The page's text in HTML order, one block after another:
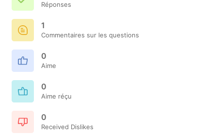
Réponses
1
Commentaires sur les questions
0
Aime
0
Aime réçu
0
Received Dislikes